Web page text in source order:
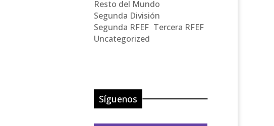
Resto del Mundo
Segunda División
Segunda RFEF Tercera RFEF
Uncategorized
Síguenos